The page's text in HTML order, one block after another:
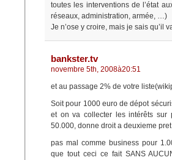
toutes les interventions de l’état
réseaux, administration, armée, …)
Je n’ose y croire, mais je sais qu’il
bankster.tv
novembre 5th, 2008à20:51
et au passage 2% de votre
Soit pour 1000 euro de dépot
et on va collecter les intérêts
50.000, donne droit a deuxieme
pas mal comme business pour
que tout ceci ce fait SANS